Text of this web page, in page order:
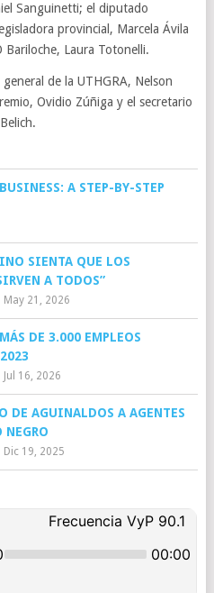
Sanguinetti; el diputado
provincial, Marcela Ávila
Bariloche, Laura Totonelli.
de la UTHGRA, Nelson
Ovidio Zúñiga y el secretario
A STEP-BY-STEP
SIENTA QUE LOS
A TODOS”
May 21, 2026
DE 3.000 EMPLEOS
Jul 16, 2026
DE AGUINALDOS A AGENTES
NEGRO
Dic 19, 2025